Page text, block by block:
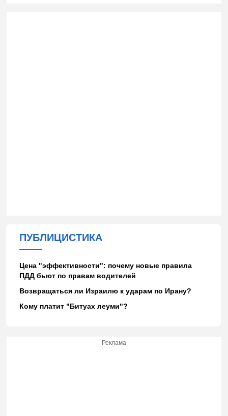
ПУБЛИЦИСТИКА
Цена "эффективности": почему новые правила
ПДД бьют по правам водителей
Возвращаться ли Израилю к ударам по Ирану?
Кому платит "Битуах леуми"?
Реклама